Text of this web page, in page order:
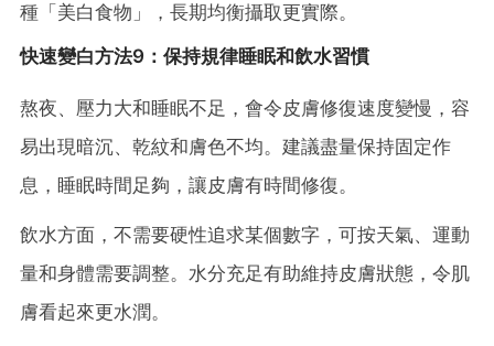
種「美白食物」，長期均衡攝取更實際。
快速變白方法9：保持規律睡眠和飲水習慣
熬夜、壓力大和睡眠不足，會令皮膚修復速度變慢，容
易出現暗沉、乾紋和膚色不均。建議盡量保持固定作
息，睡眠時間足夠，讓皮膚有時間修復。
飲水方面，不需要硬性追求某個數字，可按天氣、運動
量和身體需要調整。水分充足有助維持皮膚狀態，令肌
膚看起來更水潤。